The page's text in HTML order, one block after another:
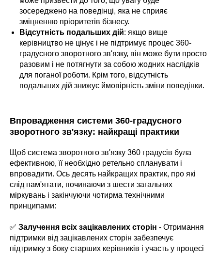
зосереджено на поведінці, яка не сприяє
зміцненню пріоритетів бізнесу.
Відсутність подальших дій: якщо вище
керівництво не цінує і не підтримує процес 360-
градусного зворотного зв'язку, він може бути просто
разовим і не потягнути за собою жодних наслідків
для поганої роботи. Крім того, відсутність
подальших дій знижує ймовірність зміни поведінки.
Впровадження системи 360-градусного
зворотного зв'язку: найкращі практики
Щоб система зворотного зв'язку 360 градусів була
ефективною, її необхідно ретельно спланувати і
впровадити. Ось десять найкращих практик, про які
слід пам'ятати, починаючи з шести загальних
міркувань і закінчуючи чотирма технічними
принципами:
✅ Залучення всіх зацікавлених сторін - Отримання
підтримки від зацікавлених сторін забезпечує
підтримку з боку старших керівників і участь у процесі